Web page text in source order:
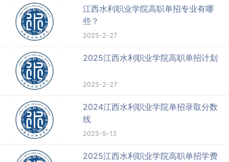
江西水利职业学院高职单招专业有哪
些？
2025-2-27
2025江西水利职业学院高职单招计划
2025-2-27
2024江西水利职业学院单招录取分数
线
2025-5-13
2025江西水利职业学院高职单招学费